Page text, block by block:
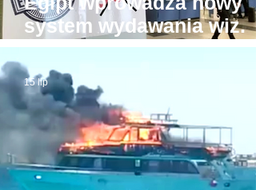
system wydawania wiz.
Będzie drożej!
15 lip